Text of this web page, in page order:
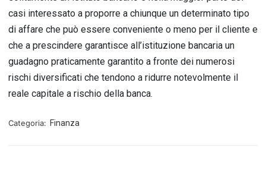
casi interessato a proporre a chiunque un determinato tipo
di affare che può essere conveniente o meno per il cliente e
che a prescindere garantisce all’istituzione bancaria un
guadagno praticamente garantito a fronte dei numerosi
rischi diversificati che tendono a ridurre notevolmente il
reale capitale a rischio della banca.
Categoria: Finanza